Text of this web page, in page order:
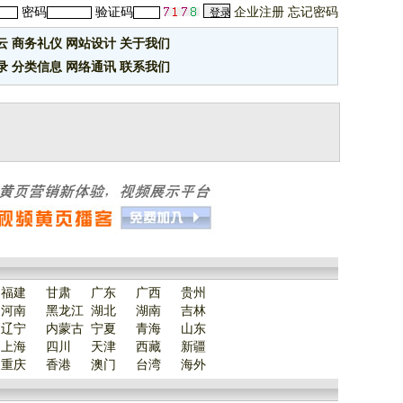
密码 验证码 企业注册 忘记密码
商务礼仪 网站设计 关于我们
分类信息 网络通讯 联系我们
福建 甘肃 广东 广西
贵州
河南
黑龙江 湖北 湖南
吉林
辽宁
内蒙古 宁夏 青海
山东
上海
四川 天津 西藏
新疆
重庆
香港 澳门 台湾 海外